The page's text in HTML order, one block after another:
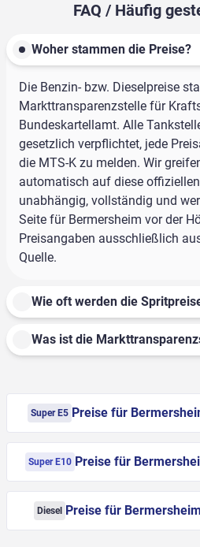
FAQ / Häufig
Woher stammen die Preise?
Die Benzin- bzw. Dieselpreise
Markttransparenzstelle für
Bundeskartellamt. Alle
gesetzlich verpflichtet, jede
die MTS-K zu melden. Wir
automatisch auf diese
unabhängig, vollständig und
Seite für Bermersheim vor der
Preisangaben ausschließlich
Quelle.
Wie oft werden die
Was ist die
Super E5 Preise für
Super E10 Preise für
Diesel Preise für